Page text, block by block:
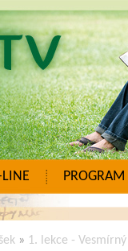
PROGRAM
» 1. lekce -